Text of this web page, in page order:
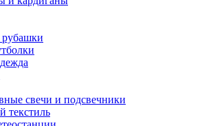
свечи и подсвечники
текстиль